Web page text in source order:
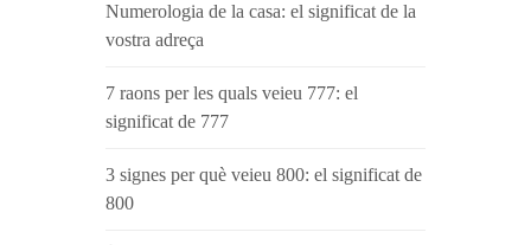
Numerologia de la casa: el significat de la
vostra adreça
7 raons per les quals veieu 777: el
significat de 777
3 signes per què veieu 800: el significat de
800